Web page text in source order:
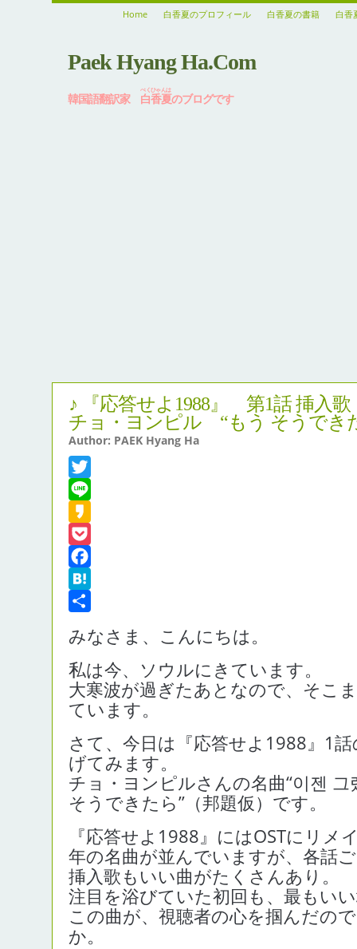
Home 白香夏のプロフィール 白香夏の書籍 白香
Paek Hyang Ha.Com
韓国語翻訳家 白香夏
ぺくひゃんは
のブログです
♪ 『応答せよ1988』 第1話 挿入
チョ・ヨンピル “もう そうでき
Author: PAEK Hyang Ha
Twitter
Line
Kakao
Pocket
Facebook
Hatena
有
みなさま、こんにちは。
私は今、ソウルにきています。
大寒波が過ぎたあとなので、そこ
ています。
さて、今日は『応答せよ1988』1
げてみます。
チョ・ヨンピルさんの名曲“이젠
そうできたら”（邦題仮）です。
『応答せよ1988』にはOSTにリメ
年の名曲が並んでいますが、各話
挿入歌もいい曲がたくさんあり。
注目を浴びていた初回も、最もい
この曲が、視聴者の心を掴んだの
か。